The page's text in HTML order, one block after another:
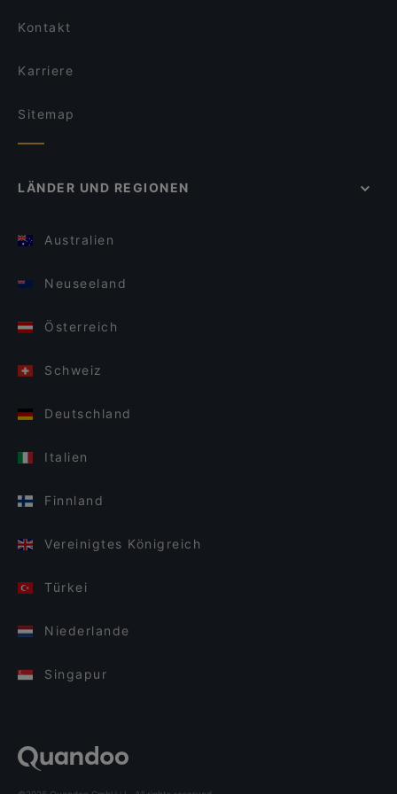
Kontakt
Karriere
Sitemap
LÄNDER UND REGIONEN
Australien
Neuseeland
Österreich
Schweiz
Deutschland
Italien
Finnland
Vereinigtes Königreich
Türkei
Niederlande
Singapur